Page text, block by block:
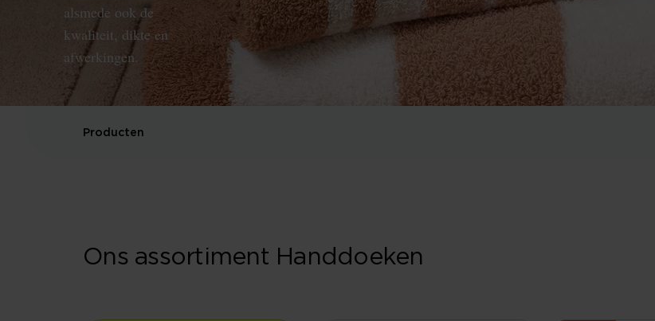
alsmede ook de
kwaliteit, dikte en
afwerkingen.
Producten
Ons assortiment Handdoeken